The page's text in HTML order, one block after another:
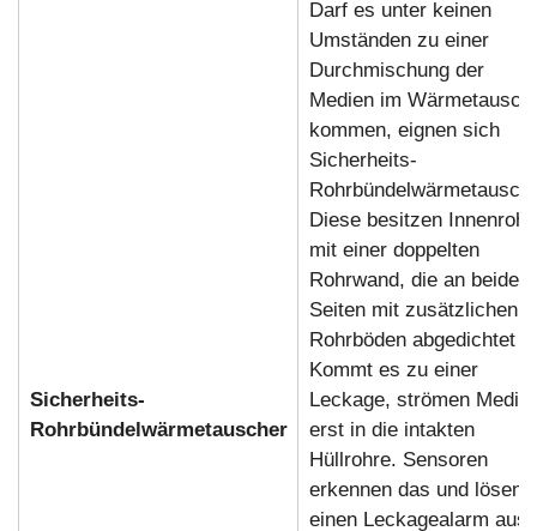
Sicherheits-
Rohrbündelwärmetauscher
Darf es unter keinen
Umständen zu einer
Durchmischung der
Medien im
kommen, eignen sich
Sicherheits-
Diese besitzen
mit einer doppelten
Rohrwand, die an beiden
Seiten mit zusätzlichen
Rohrböden abgedichtet
Kommt es zu einer
Leckage, strömen
erst in die intakten
Hüllrohre. Sensoren
erkennen das und lösen
einen Leckagealarm aus.